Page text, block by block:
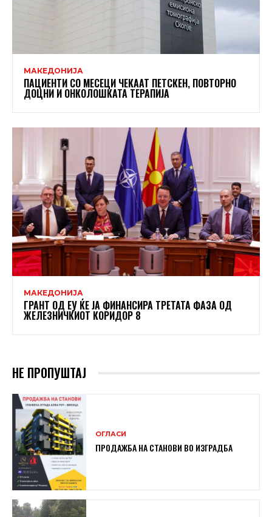
МАКЕДОНИЈА
ПАЦИЕНТИ СО МЕСЕЦИ ЧЕКААТ ПЕТСКЕН, ПОВТОРНО
ДОЦНИ И ОНКОЛОШКАТА ТЕРАПИЈА
МАКЕДОНИЈА
ГРАНТ ОД ЕУ ЌЕ ЈА ФИНАНСИРА ТРЕТАТА ФАЗА ОД
ЖЕЛЕЗНИЧКИОТ КОРИДОР 8
НЕ ПРОПУШТАЈ
ОГЛАСИ
ПРОДАЖБА НА СТАНОВИ ВО ИЗГРАДБА